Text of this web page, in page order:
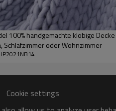
Versand
100% handgemachte klobige
Schlafzimmer oder Wohnzimmer
Cookie settings